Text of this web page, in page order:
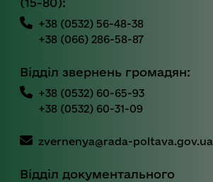
+38 (0532) 56-48-38
+38 (066) 286-58-87
Відділ звернень громадян:
+38 (0532) 60-65-93
+38 (0532) 60-31-09
zvernenya@rada-poltava.gov.ua
Відділ документального